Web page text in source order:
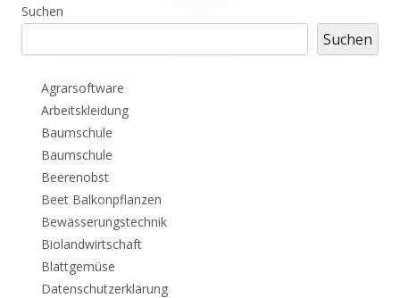
Haupt-
Seitenleiste
Suchen
Suchen
Agrarsoftware
Arbeitskleidung
Baumschule
Baumschule
Beerenobst
Beet Balkonpflanzen
Bewässerungstechnik
Biolandwirtschaft
Blattgemüse
Datenschutzerklärung